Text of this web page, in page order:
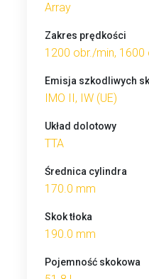
Array
Zakres prędkości
1200 obr./min,
Emisja szkodliwych
IMO II, IW (UE)
Układ dolotowy
TTA
Średnica cylindra
170.0 mm
Skok tłoka
190.0 mm
Pojemność skokowa